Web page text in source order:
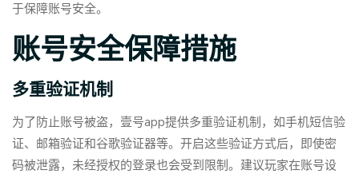
于保障账号安全。
账号安全保障措施
多重验证机制
为了防止账号被盗，壹号app提供多重验证机制，如手机短信验
证、邮箱验证和谷歌验证器等。开启这些验证方式后，即使密
码被泄露，未经授权的登录也会受到限制。建议玩家在账号设